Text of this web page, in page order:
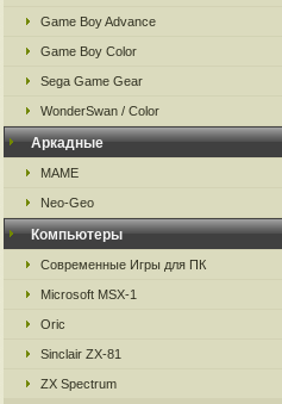
Game Boy Advance
Game Boy Color
Sega Game Gear
WonderSwan / Color
Аркадные
MAME
Neo-Geo
Компьютеры
Современные Игры для ПК
Microsoft MSX-1
Oric
Sinclair ZX-81
ZX Spectrum